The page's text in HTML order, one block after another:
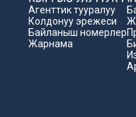
Агенттик тууралуу
Колдонуу эрежеси
Байланыш номерлер
Жарнама